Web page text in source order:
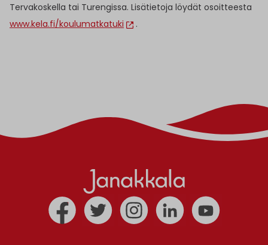
Tervakoskella tai Turengissa. Lisätietoja löydät osoitteesta
www.kela.fi/koulumatkatuki
.